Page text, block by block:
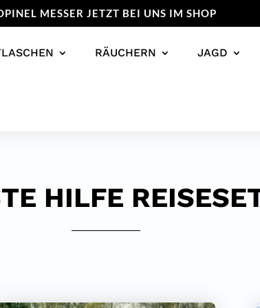
MESSER JETZT BEI UNS IM SHOP
RÄUCHERN JAGD
HILFE